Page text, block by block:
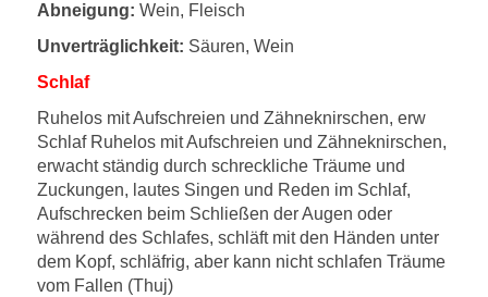
Abneigung: Wein, Fleisch
Unverträglichkeit: Säuren, Wein
Schlaf
Ruhelos mit Aufschreien und Zähneknirschen, erw
Schlaf Ruhelos mit Aufschreien und Zähneknirschen,
erwacht ständig durch schreckliche Träume und
Zuckungen, lautes Singen und Reden im Schlaf,
Aufschrecken beim Schließen der Augen oder
während des Schlafes, schläft mit den Händen unter
dem Kopf, schläfrig, aber kann nicht schlafen Träume
vom Fallen (Thuj)